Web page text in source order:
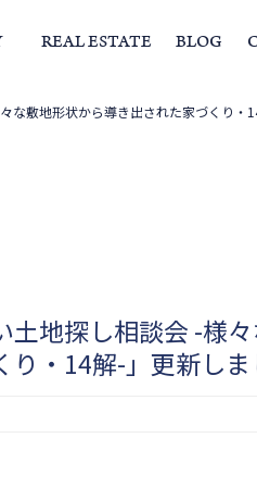
家づくりストーリー スタ
REAL ESTATE BLOG
経営理念
な敷地形状から導き出された家づくり・
土地探し相談会 -様
・14解-」更新しま